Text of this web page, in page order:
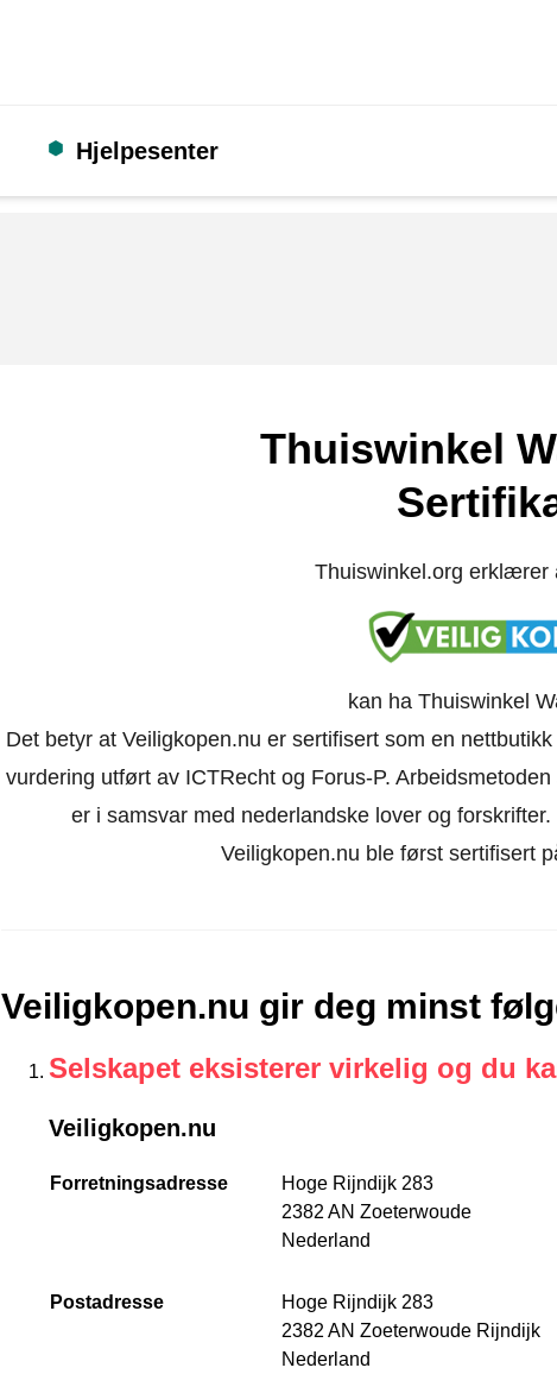
Hjelpesenter
Thuiswinkel
Thuiswinkel.org erklærer
kan ha Thuiswinkel
Det betyr at Veiligkopen.nu er sertifisert som en
vurdering utført av ICTRecht og Forus-P.
er i samsvar med nederlandske lover og
Veiligkopen.nu ble først sertifisert
Veiligkopen.nu gir deg minst
Selskapet eksisterer virkelig og du
Veiligkopen.nu
Forretningsadresse
Hoge Rijndijk 283
2382 AN Zoeterwoude
Nederland
Postadresse
Hoge Rijndijk 283
2382 AN Zoeterwoude Rijndijk
Nederland